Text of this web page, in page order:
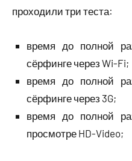
проходили три теста:
время до полной
сёрфинге через Wi-Fi;
время до полной
сёрфинге через 3G;
время до полной
просмотре HD-Video;